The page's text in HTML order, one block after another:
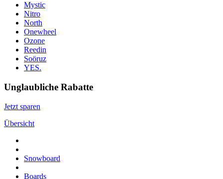
Mystic
Nitro
North
Onewheel
Ozone
Reedin
Soöruz
YES.
Unglaubliche Rabatte
Jetzt sparen
Übersicht
Snowboard
Boards